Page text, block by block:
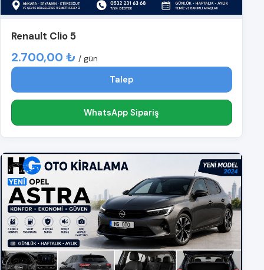
Renault Clio 5
2.700,00 ₺ / gün
Talep
WhatsApp Sipariş